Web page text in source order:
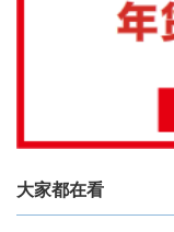
大家都在看